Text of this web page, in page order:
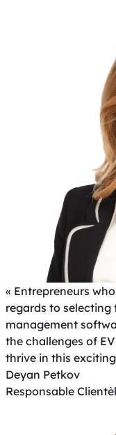
« Entrepreneurs
regards to
management
the challenges of
thrive in this
Deyan Petkov
Responsable